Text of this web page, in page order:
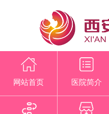
网站首页 医院简介